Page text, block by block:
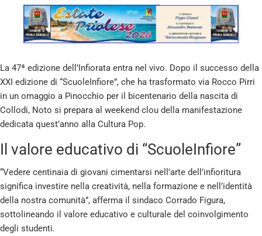
La 47ª edizione dell’Infiorata entra nel vivo. Dopo il successo della
XXI edizione di “ScuoleInfiore”, che ha trasformato via Rocco Pirri
in un omaggio a Pinocchio per il bicentenario della nascita di
Collodi, Noto si prepara al weekend clou della manifestazione
dedicata quest’anno alla Cultura Pop.
Il valore educativo di “ScuoleInfiore”
“Vedere centinaia di giovani cimentarsi nell’arte dell’infioritura
significa investire nella creatività, nella formazione e nell’identità
della nostra comunità”, afferma il sindaco Corrado Figura,
sottolineando il valore educativo e culturale del coinvolgimento
degli studenti.